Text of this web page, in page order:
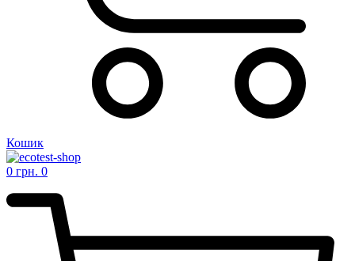
Кошик
0 грн. 0